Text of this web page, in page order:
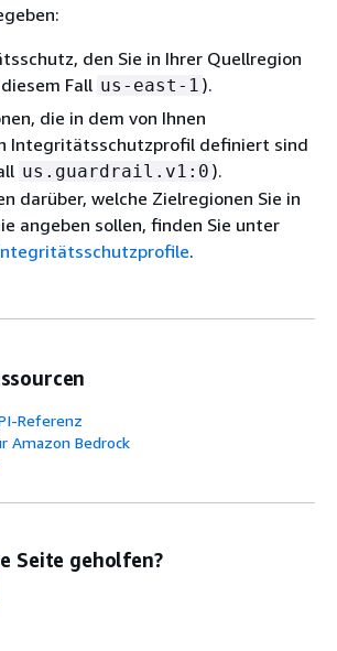
den Sie in Ihrer Quellregion
Fall us-east-1 ).
die in dem von Ihnen
Integritätsschutzprofil definiert sind
us.guardrail.v1:0 ).
darüber, welche Zielregionen Sie in
angeben sollen, finden Sie unter
.
Referenz
Amazon Bedrock
Seite geholfen?